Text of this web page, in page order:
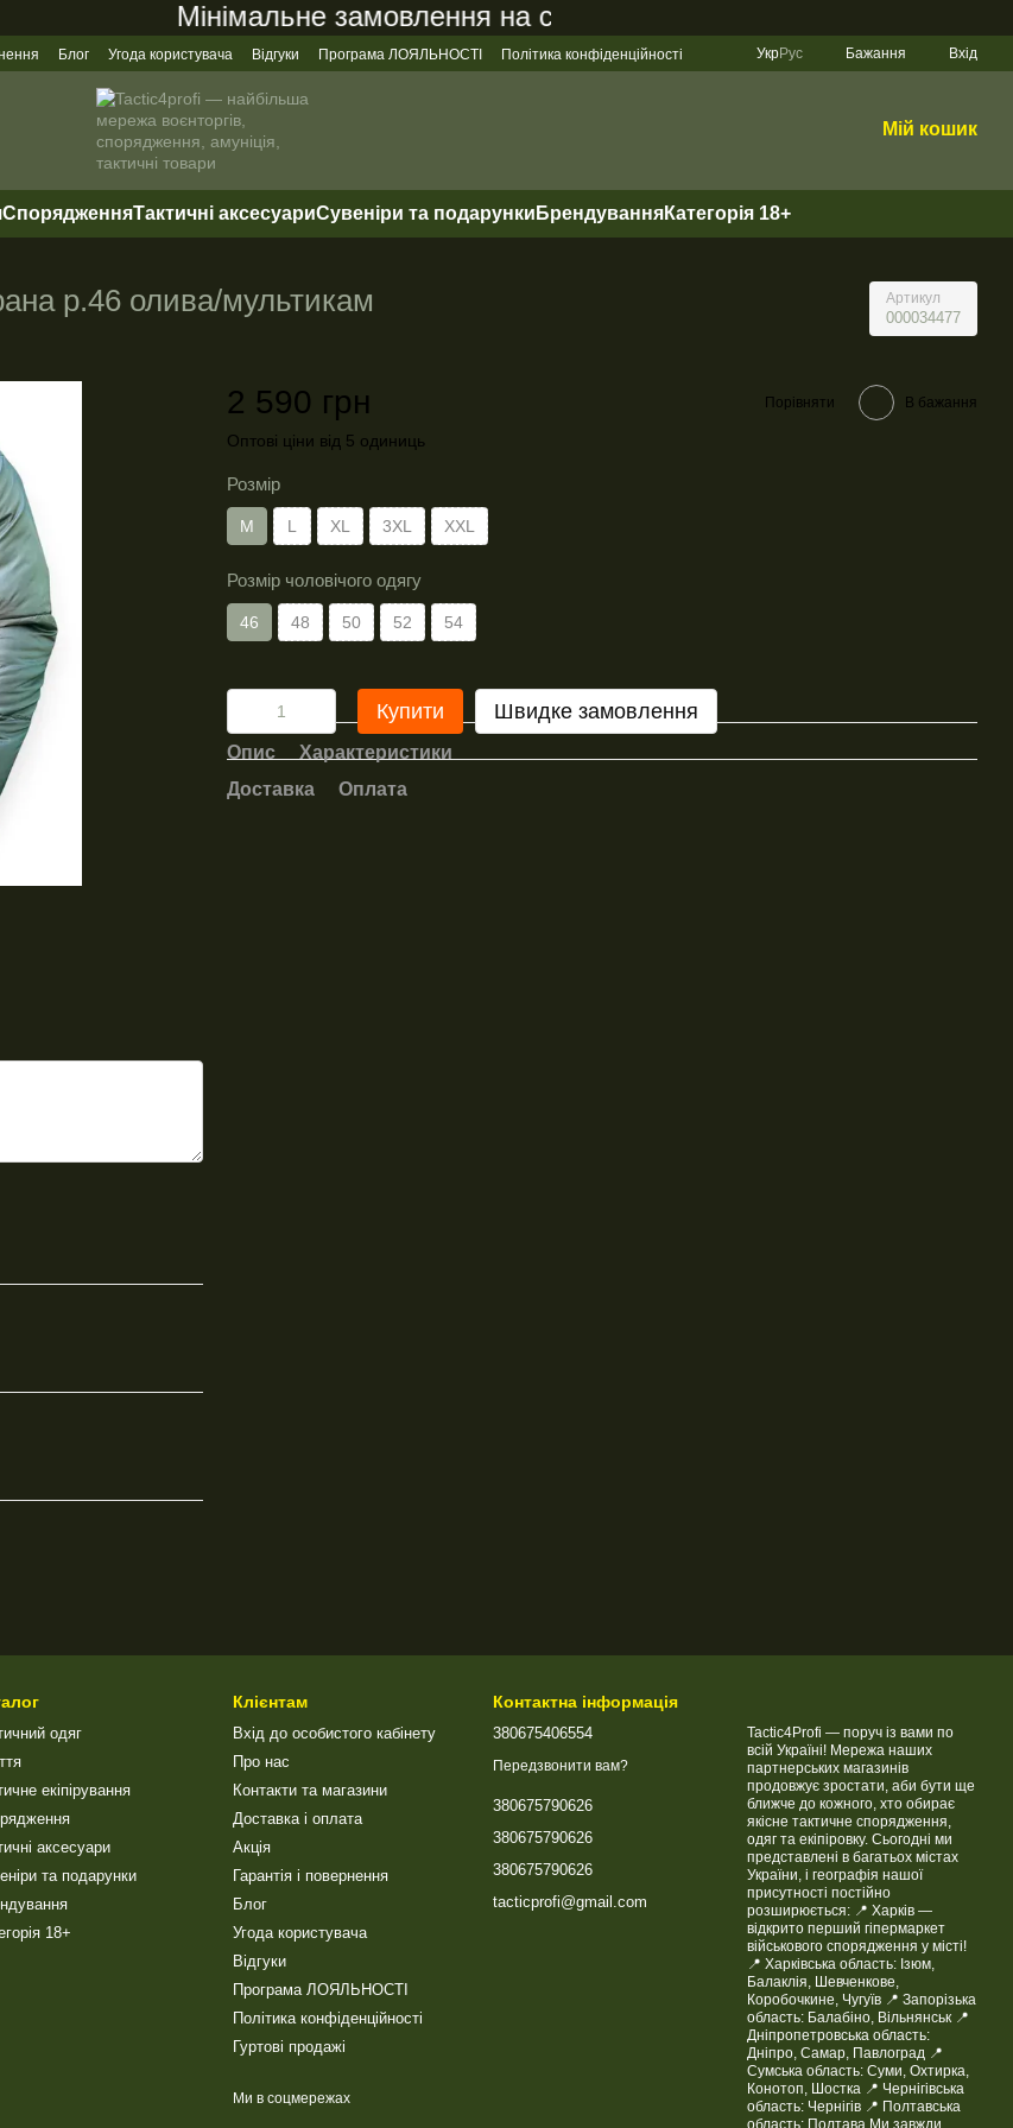
Мінімальне замовлення на сайті становить 200 грн
Блог Угода користувача Відгуки Програма ЛОЯЛЬНОСТІ
Політика конфіденційності
УкрРус Бажання Вхід
Мій кошик
СпорядженняТактичні аксесуариСувеніри та подарунки БрендуванняКатегорія 18+
р.46 олива/мультикам Артикул
000034477
2 590 грн Порівняти В бажання
Оптові ціни від 5 одиниць
Розмір
M L XL 3XL XXL
Розмір чоловічого одягу
46 48 50 52 54
Купити Швидке замовлення
Опис
Характеристики
Доставка
Оплата
одяг
екіпірування
аксесуари
та подарунки
18+
Клієнтам
Вхід до особистого кабінету
Про нас
Контакти та магазини
Доставка і оплата
Акція
Гарантія і повернення
Блог
Угода користувача
Відгуки
Програма ЛОЯЛЬНОСТІ
Політика конфіденційності
Гуртові продажі
Ми в соцмережах
Контактна інформація
380675406554
Передзвонити вам?
380675790626
380675790626
380675790626
tacticprofi@gmail.com
Tactic4Profi — поруч із вами по
всій Україні! Мережа наших
партнерських магазинів
продовжує зростати, аби бути ще
ближче до кожного, хто обирає
якісне тактичне спорядження,
одяг та екіпіровку. Сьогодні ми
представлені в багатьох містах
України, і географія нашої
присутності постійно
розширюється: 📍 Харків —
відкрито перший гіпермаркет
військового спорядження у місті!
📍 Харківська область: Ізюм,
Балаклія, Шевченкове,
Коробочкине, Чугуїв 📍 Запорізька
область: Балабіно, Вільнянськ 📍
Дніпропетровська область:
Дніпро, Самар, Павлоград 📍
Сумська область: Суми, Охтирка,
Конотоп, Шостка 📍 Чернігівська
область: Чернігів 📍 Полтавська